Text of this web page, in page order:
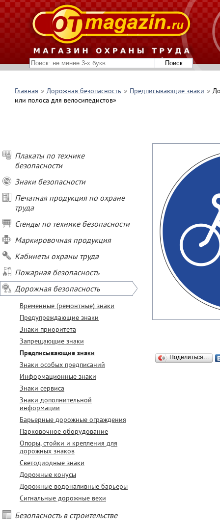
Главная Дорожная безопасность Предписывающие знаки
или полоса для велосипедистов»
Плакаты по технике
безопасности
Знаки безопасности
Печатная продукция по охране
труда
Стенды по технике безопасности
Маркировочная продукция
Кабинеты охраны труда
Пожарная безопасность
Дорожная безопасность
Временные (ремонтные) знаки
Предупреждающие знаки
Знаки приоритета
Запрещающие знаки
Предписывающие знаки
Знаки особых предписаний
Информационные знаки
Знаки сервиса
Знаки дополнительной
информации
Барьерные дорожные ограждения
Парковочное оборудование
Опоры, стойки и крепления для
дорожных знаков
Светодиодные знаки
Дорожные конусы
Дорожные водоналивные барьеры
Сигнальные дорожные вехи
Безопасность в строительстве
Поделиться…